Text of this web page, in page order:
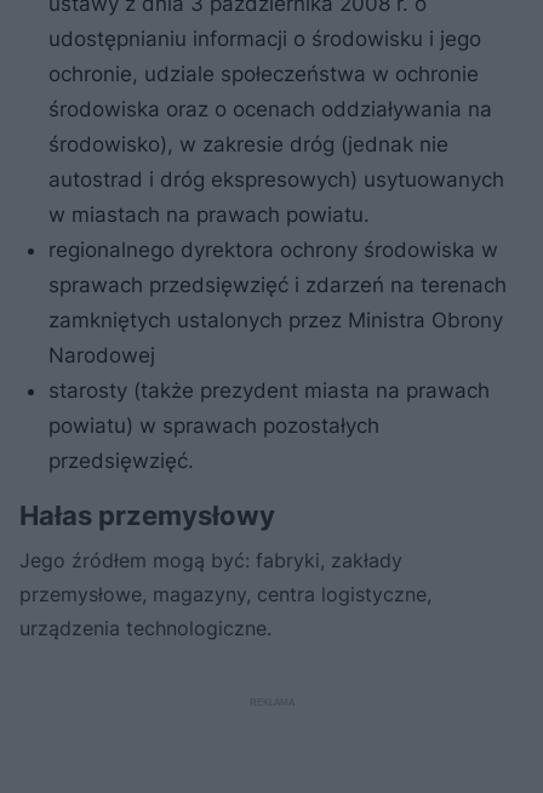
udostępnianiu informacji o środowisku i jego
ochronie, udziale społeczeństwa w ochronie
środowiska oraz o ocenach oddziaływania na
środowisko), w zakresie dróg (jednak nie
autostrad i dróg ekspresowych) usytuowanych
w miastach na prawach powiatu.
regionalnego dyrektora ochrony środowiska w
sprawach przedsięwzięć i zdarzeń na terenach
zamkniętych ustalonych przez Ministra Obrony
Narodowej
starosty (także prezydent miasta na prawach
powiatu) w sprawach pozostałych
przedsięwzięć.
Hałas przemysłowy
Jego źródłem mogą być: fabryki, zakłady
przemysłowe, magazyny, centra logistyczne,
urządzenia technologiczne.